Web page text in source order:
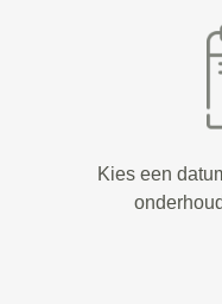
Kies een